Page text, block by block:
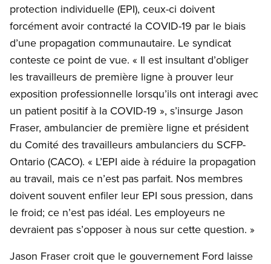
protection individuelle (EPI), ceux-ci doivent
forcément avoir contracté la COVID-19 par le biais
d’une propagation communautaire. Le syndicat
conteste ce point de vue. « Il est insultant d’obliger
les travailleurs de première ligne à prouver leur
exposition professionnelle lorsqu’ils ont interagi avec
un patient positif à la COVID-19 », s’insurge Jason
Fraser, ambulancier de première ligne et président
du Comité des travailleurs ambulanciers du SCFP-
Ontario (CACO). « L’EPI aide à réduire la propagation
au travail, mais ce n’est pas parfait. Nos membres
doivent souvent enfiler leur EPI sous pression, dans
le froid; ce n’est pas idéal. Les employeurs ne
devraient pas s’opposer à nous sur cette question. »
Jason Fraser croit que le gouvernement Ford laisse